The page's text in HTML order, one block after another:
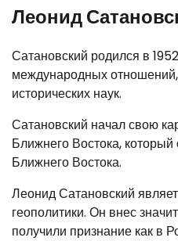
Леонид
Сатановский родился в
международных
исторических наук.
Сатановский начал свою
Ближнего Востока, который
Ближнего Востока.
Леонид Сатановский
геополитики. Он внес
получили признание как в